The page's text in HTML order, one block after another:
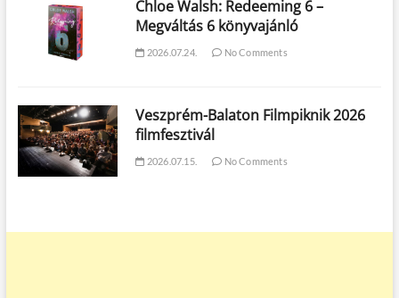
Chloe Walsh: Redeeming 6 –
Megváltás 6 könyvajánló
2026.07.24. No Comments
Veszprém-Balaton Filmpiknik 2026
filmfesztivál
2026.07.15. No Comments